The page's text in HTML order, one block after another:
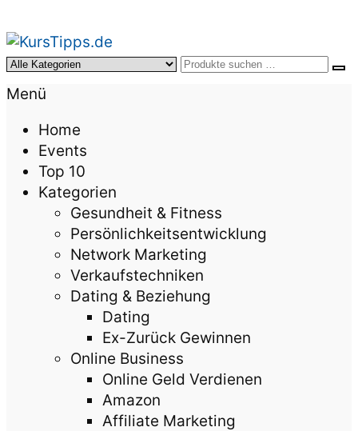
KursTipps.de
Weil Weiterbildung die beste Investition für mehr
Lebensqualität ist.
Menü
Home
Events
Top 10
Kategorien
Gesundheit & Fitness
Persönlichkeitsentwicklung
Network Marketing
Verkaufstechniken
Dating & Beziehung
Dating
Ex-Zurück Gewinnen
Online Business
Online Geld Verdienen
Amazon
Affiliate Marketing